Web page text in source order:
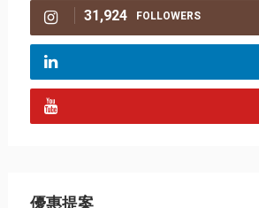
31,924 FOLLOWERS
優惠提案